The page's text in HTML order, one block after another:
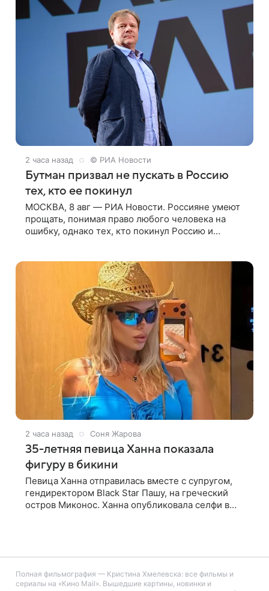
2 часа назад © РИА Новости
Бутман призвал не пускать в Россию
тех, кто ее покинул
МОСКВА, 8 авг — РИА Новости. Россияне умеют
прощать, понимая право любого человека на
ошибку, однако тех, кто покинул Россию и
2 часа назад Соня Жарова
35-летняя певица Ханна показала
фигуру в бикини
Певица Ханна отправилась вместе с супругом,
гендиректором Black Star Пашу, на греческий
остров Миконос. Ханна опубликовала селфи в
Полная фильмография — Кристина Хмелевска: все фильмы и
сериалы на «Кино Mail». Вышедшие картины, новинки и